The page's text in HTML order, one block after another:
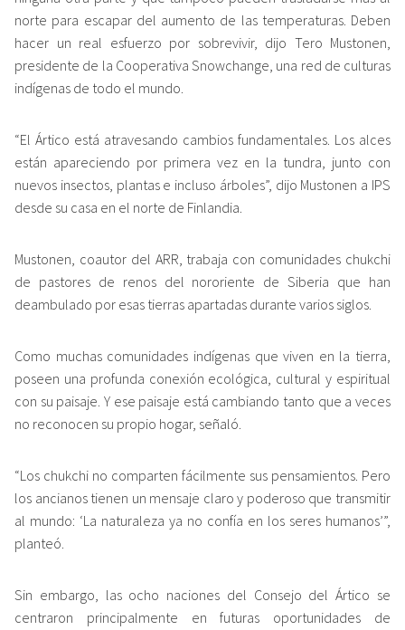
norte para escapar del aumento de las temperaturas. Deben
hacer un real esfuerzo por sobrevivir, dijo Tero Mustonen,
presidente de la Cooperativa Snowchange, una red de culturas
indígenas de todo el mundo.
“El Ártico está atravesando cambios fundamentales. Los alces
están apareciendo por primera vez en la tundra, junto con
nuevos insectos, plantas e incluso árboles”, dijo Mustonen a IPS
desde su casa en el norte de Finlandia.
Mustonen, coautor del ARR, trabaja con comunidades chukchi
de pastores de renos del nororiente de Siberia que han
deambulado por esas tierras apartadas durante varios siglos.
Como muchas comunidades indígenas que viven en la tierra,
poseen una profunda conexión ecológica, cultural y espiritual
con su paisaje. Y ese paisaje está cambiando tanto que a veces
no reconocen su propio hogar, señaló.
“Los chukchi no comparten fácilmente sus pensamientos. Pero
los ancianos tienen un mensaje claro y poderoso que transmitir
al mundo: ‘La naturaleza ya no confía en los seres humanos’”,
planteó.
Sin embargo, las ocho naciones del Consejo del Ártico se
centraron principalmente en futuras oportunidades de